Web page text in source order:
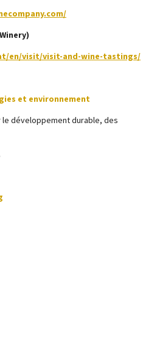
en/visit/visit-and-wine-tastings/
et environnement
développement durable, des